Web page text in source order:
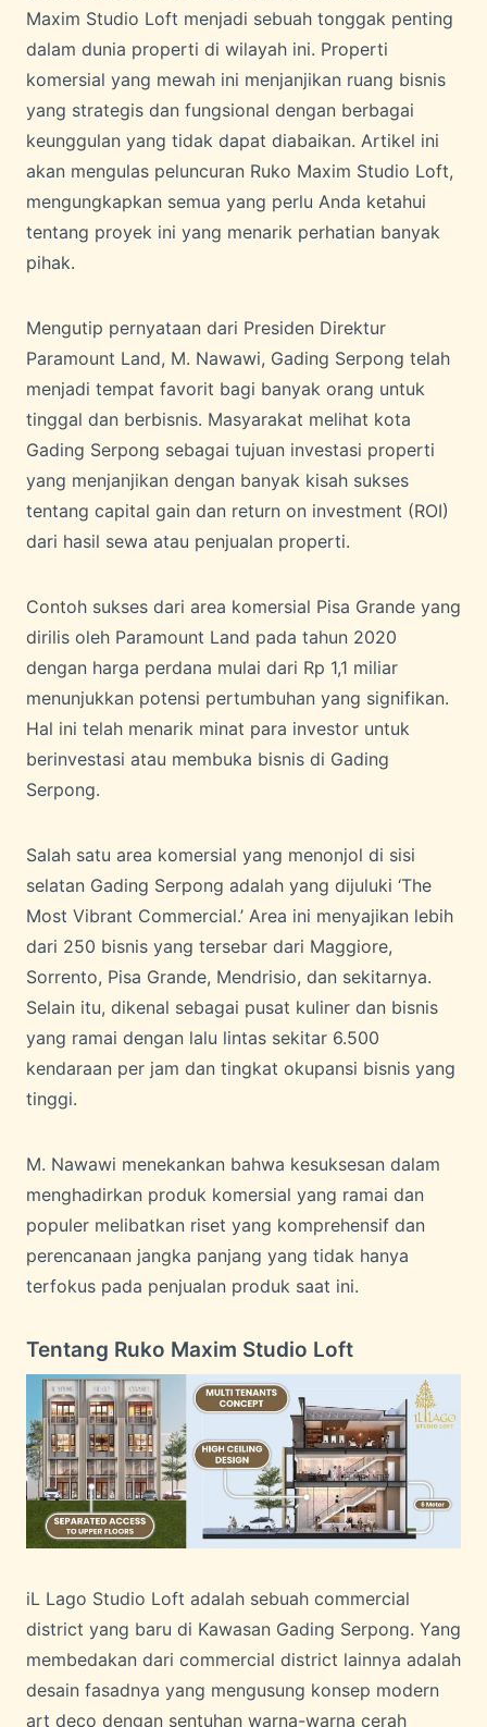
Maxim Studio Loft menjadi sebuah tonggak penting
dalam dunia properti di wilayah ini. Properti
komersial yang mewah ini menjanjikan ruang bisnis
yang strategis dan fungsional dengan berbagai
keunggulan yang tidak dapat diabaikan. Artikel ini
akan mengulas peluncuran Ruko Maxim Studio Loft,
mengungkapkan semua yang perlu Anda ketahui
tentang proyek ini yang menarik perhatian banyak
pihak.
Mengutip pernyataan dari Presiden Direktur
Paramount Land, M. Nawawi, Gading Serpong telah
menjadi tempat favorit bagi banyak orang untuk
tinggal dan berbisnis. Masyarakat melihat kota
Gading Serpong sebagai tujuan investasi properti
yang menjanjikan dengan banyak kisah sukses
tentang capital gain dan return on investment (ROI)
dari hasil sewa atau penjualan properti.
Contoh sukses dari area komersial Pisa Grande yang
dirilis oleh Paramount Land pada tahun 2020
dengan harga perdana mulai dari Rp 1,1 miliar
menunjukkan potensi pertumbuhan yang signifikan.
Hal ini telah menarik minat para investor untuk
berinvestasi atau membuka bisnis di Gading
Serpong.
Salah satu area komersial yang menonjol di sisi
selatan Gading Serpong adalah yang dijuluki ‘The
Most Vibrant Commercial.’ Area ini menyajikan lebih
dari 250 bisnis yang tersebar dari Maggiore,
Sorrento, Pisa Grande, Mendrisio, dan sekitarnya.
Selain itu, dikenal sebagai pusat kuliner dan bisnis
yang ramai dengan lalu lintas sekitar 6.500
kendaraan per jam dan tingkat okupansi bisnis yang
tinggi.
M. Nawawi menekankan bahwa kesuksesan dalam
menghadirkan produk komersial yang ramai dan
populer melibatkan riset yang komprehensif dan
perencanaan jangka panjang yang tidak hanya
terfokus pada penjualan produk saat ini.
Tentang Ruko Maxim Studio Loft
iL Lago Studio Loft adalah sebuah commercial
district yang baru di Kawasan Gading Serpong. Yang
membedakan dari commercial district lainnya adalah
desain fasadnya yang mengusung konsep modern
art deco dengan sentuhan warna-warna cerah